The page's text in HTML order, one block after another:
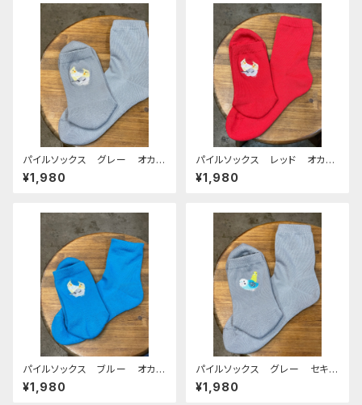
パイルソックス グレー オカメ
インコ 日本製 刺繍 おかめ
いんこ 奈良 靴下 くつした
¥1,980
パイルソックス レッド オカメ
インコ 日本製 刺繍 おかめ
いんこ 奈良 靴下 くつした
¥1,980
パイルソックス ブルー オカメ
インコ 日本製 刺繍 おかめ
いんこ 奈良 靴下 くつした
¥1,980
パイルソックス グレー セキセ
イインコ 日本製 刺繍 せき
せいいんこ 奈良 靴下 くつ
¥1,980